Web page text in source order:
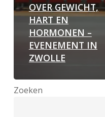
OVER GEWICHT,
HART EN
HORMONEN –
EVENEMENT IN
ZWOLLE
Zoeken